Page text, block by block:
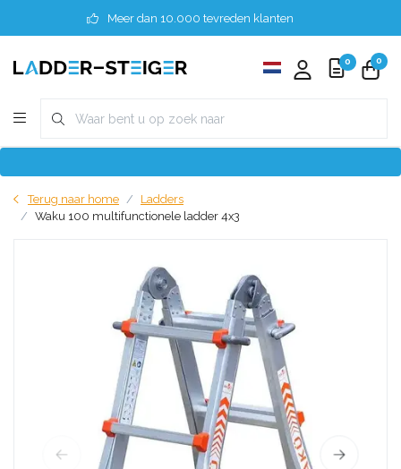
Meer dan 10.000 tevreden klanten
0 0
Terug naar home
Ladders
Waku 100 multifunctionele ladder 4x3